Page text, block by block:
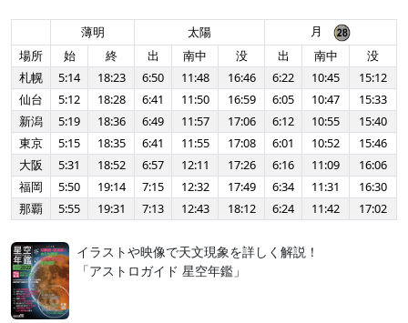
薄明 太陽
月
場所
始 終 出 南中 没 出 南中
没
札幌
5:14 18:23 6:50 11:48 16:46 6:22 10:45
15:12
仙台
5:12 18:28 6:41 11:50 16:59 6:05 10:47
15:33
新潟
5:19 18:36 6:49 11:57 17:06 6:12 10:55
15:40
東京
5:15 18:35 6:41 11:55 17:08 6:01 10:52
15:46
大阪
5:31 18:52 6:57 12:11 17:26 6:16 11:09
16:06
福岡
5:50 19:14 7:15 12:32 17:49 6:34 11:31
16:30
那覇
5:55 19:31 7:13 12:43 18:12 6:24 11:42 17:02
イラストや映像で天文現象を詳しく解説！
「アストロガイド 星空年鑑」